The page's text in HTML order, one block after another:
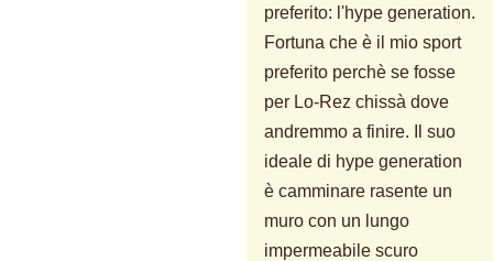
preferito: l'hype generation.
Fortuna che è il mio sport
preferito perchè se fosse
per Lo-Rez chissà dove
andremmo a finire. Il suo
ideale di hype generation
è camminare rasente un
muro con un lungo
impermeabile scuro